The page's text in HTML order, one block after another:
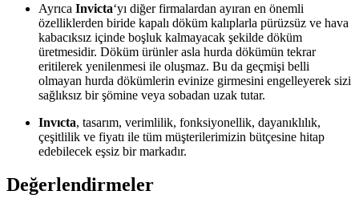
Ayrıca Invicta‘yı diğer firmalardan ayıran en önemli
özelliklerden biride kapalı döküm kalıplarla pürüzsüz ve hava
kabacıksız içinde boşluk kalmayacak şekilde döküm
üretmesidir. Döküm ürünler asla hurda dökümün tekrar
eritilerek yenilenmesi ile oluşmaz. Bu da geçmişi belli
olmayan hurda dökümlerin evinize girmesini engelleyerek sizi
sağlıksız bir şömine veya sobadan uzak tutar.
Invıcta, tasarım, verimlilik, fonksiyonellik, dayanıklılık,
çeşitlilik ve fiyatı ile tüm müşterilerimizin bütçesine hitap
edebilecek eşsiz bir markadır.
Değerlendirmeler